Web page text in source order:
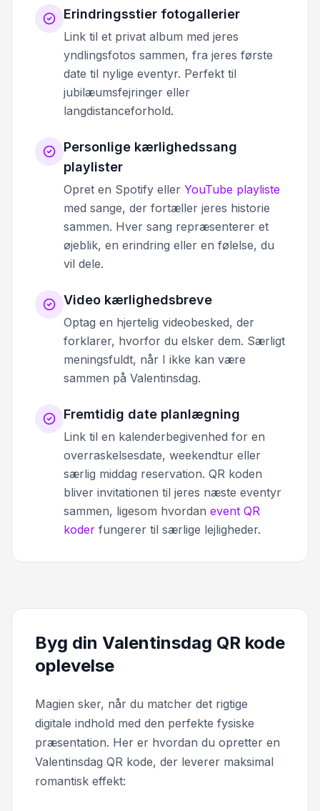
Erindringsstier fotogallerier
Link til et privat album med jeres
yndlingsfotos sammen, fra jeres første
date til nylige eventyr. Perfekt til
jubilæumsfejringer eller
langdistanceforhold.
Personlige kærlighedssang
playlister
Opret en Spotify eller YouTube playliste
med sange, der fortæller jeres historie
sammen. Hver sang repræsenterer et
øjeblik, en erindring eller en følelse, du
vil dele.
Video kærlighedsbreve
Optag en hjertelig videobesked, der
forklarer, hvorfor du elsker dem. Særligt
meningsfuldt, når I ikke kan være
sammen på Valentinsdag.
Fremtidig date planlægning
Link til en kalenderbegivenhed for en
overraskelsesdate, weekendtur eller
særlig middag reservation. QR koden
bliver invitationen til jeres næste eventyr
sammen, ligesom hvordan event QR
koder fungerer til særlige lejligheder.
Byg din Valentinsdag QR kode
oplevelse
Magien sker, når du matcher det rigtige
digitale indhold med den perfekte fysiske
præsentation. Her er hvordan du opretter en
Valentinsdag QR kode, der leverer maksimal
romantisk effekt: